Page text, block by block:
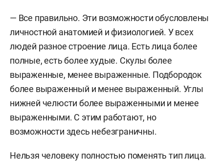
— Все правильно. Эти возможности обусловлены
личностной анатомией и физиологией. У всех
людей разное строение лица. Есть лица более
полные, есть более худые. Скулы более
выраженные, менее выраженные. Подбородок
более выраженный и менее выраженный. Углы
нижней челюсти более выраженными и менее
выраженными. С этим работают, но
возможности здесь небезграничны.
Нельзя человеку полностью поменять тип лица.